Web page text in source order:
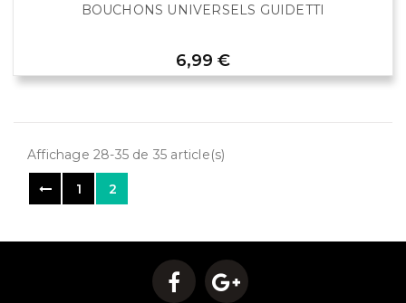
BOUCHONS UNIVERSELS GUIDETTI
Prix
6,99 €
Affichage 28-35 de 35 article(s)
1 2